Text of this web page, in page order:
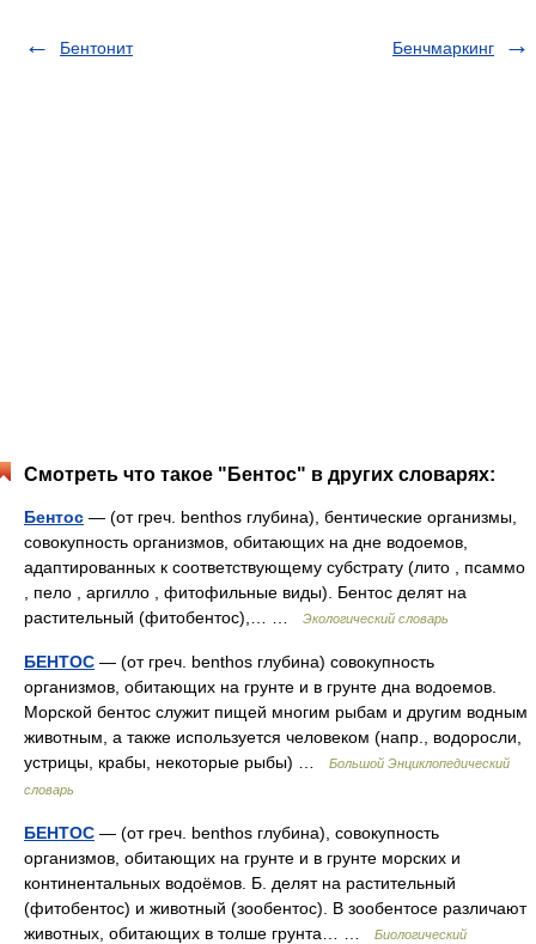
Бентонит Бенчмаркинг
Смотреть что такое "Бентос" в других словарях:
Бентос — (от греч. benthos глубина), бентические организмы,
совокупность организмов, обитающих на дне водоемов,
адаптированных к соответствующему субстрату (лито , псаммо
, пело , аргилло , фитофильные виды). Бентос делят на
растительный (фитобентос),… …
Экологический словарь
БЕНТОС — (от греч. benthos глубина) совокупность
организмов, обитающих на грунте и в грунте дна водоемов.
Морской бентос служит пищей многим рыбам и другим водным
животным, а также используется человеком (напр., водоросли,
устрицы, крабы, некоторые рыбы) …
Большой Энциклопедический
словарь
БЕНТОС — (от греч. benthos глубина), совокупность
организмов, обитающих на грунте и в грунте морских и
континентальных водоёмов. Б. делят на растительный
(фитобентос) и животный (зообентос). В зообентосе различают
животных, обитающих в толше грунта… …
Биологический